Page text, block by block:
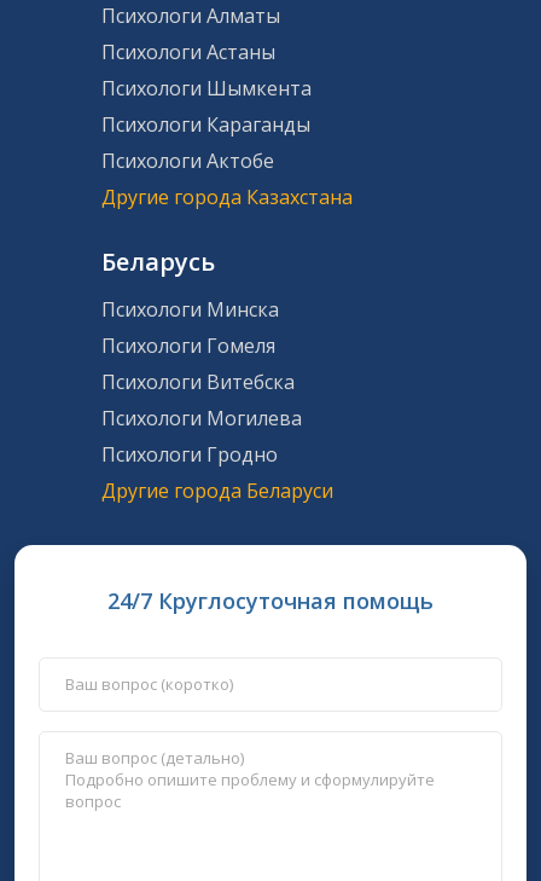
Психологи Алматы
Психологи Астаны
Психологи Шымкента
Психологи Караганды
Психологи Актобе
Другие города Казахстана
Беларусь
Психологи Минска
Психологи Гомеля
Психологи Витебска
Психологи Могилева
Психологи Гродно
Другие города Беларуси
24/7 Круглосуточная помощь